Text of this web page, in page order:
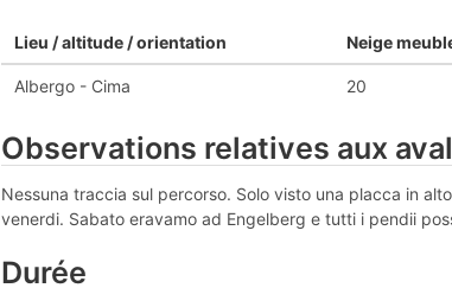
Lieu / altitude / orientation Neige
Albergo - Cima 20
Observations relatives aux
Nessuna traccia sul percorso. Solo visto una placca in
venerdi. Sabato eravamo ad Engelberg e tutti i pendii
Durée